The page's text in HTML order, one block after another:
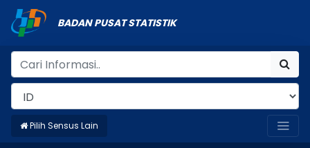
BADAN PUSAT STATISTIK
Pilih Sensus Lain